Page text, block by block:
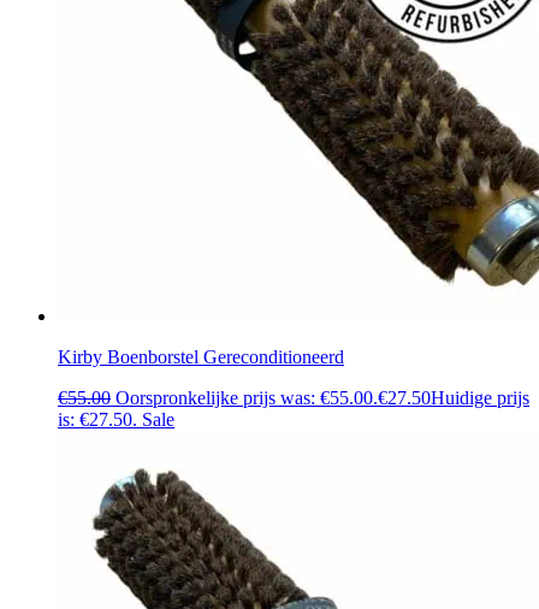
Kirby Boenborstel Gereconditioneerd
€55.00 Oorspronkelijke prijs was: €55.00.€27.50Huidige prijs
is: €27.50. Sale